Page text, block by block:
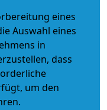
eines
Auswahl eines
in
dass
um den